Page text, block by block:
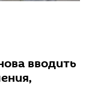
вводить